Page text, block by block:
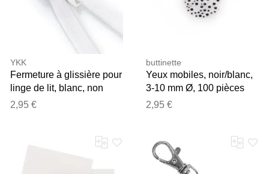
YKK
Fermeture à glissière pour
linge de lit, blanc, non
séparable
2,95 €
buttinette
Yeux mobiles, noir/blanc,
3-10 mm Ø, 100 pièces
2,95 €